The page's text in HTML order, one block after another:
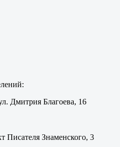
Дмитрия Благоева, 16
Писателя Знаменского, 3